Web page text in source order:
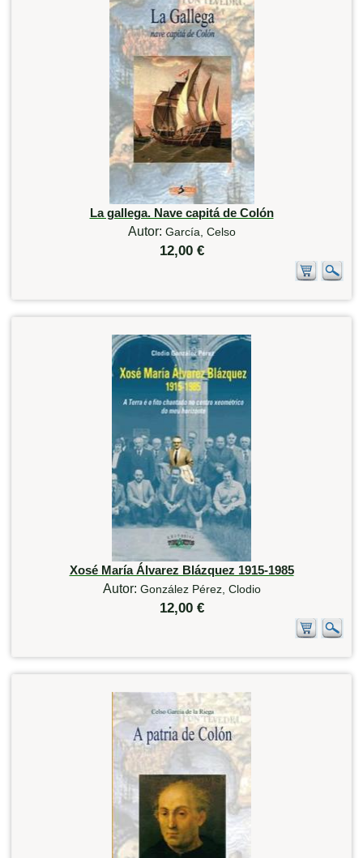
La gallega. Nave capitá de Colón
Autor: García, Celso
12,00 €
Xosé María Álvarez Blázquez 1915-1985
Autor: González Pérez, Clodio
12,00 €